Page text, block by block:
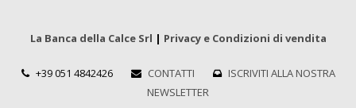
La Banca della Calce Srl | Privacy e Condizioni di vendita
+39 051 4842426 CONTATTI
ISCRIVITI ALLA NOSTRA
NEWSLETTER